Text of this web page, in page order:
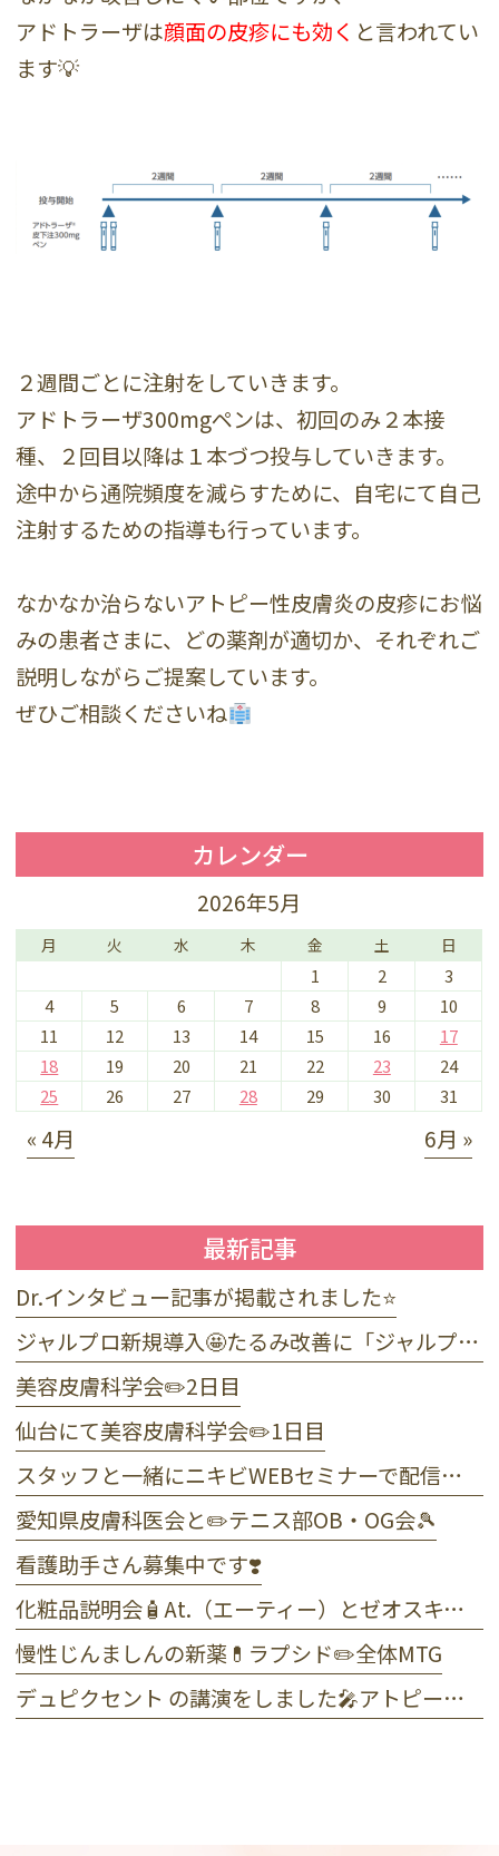
アドトラーザは顔面の皮疹にも効く と言われてい
ます💡
２週間ごとに注射をしていきます。
アドトラーザ300mgペンは、初回のみ２本接
種、２回目以降は１本づつ投与していきます。
途中から通院頻度を減らすために、自宅にて自己
注射するための指導も行っています。
なかなか治らないアトピー性皮膚炎の皮疹にお悩
みの患者さまに、どの薬剤が適切か、それぞれご
説明しながらご提案しています。
ぜひご相談くださいね
カレンダー
2026年5月
月 火 水 木 金 土 日
1 2
3
4
5 6 7 8 9
10
11
12 13 14 15 16
17
18
19 20 21 22 23
24
25
26 27 28 29 30 31
« 4月 6月 »
最新記事
Dr.インタビュー記事が掲載されました⭐️
ジャルプロ新規導入🤩たるみ改善に「ジャルプロ・スーパーハイドロ」💉目元のくま・小じわに「ジャルプロヤングアイ」👀
美容皮膚科学会✏️2日目
仙台にて美容皮膚科学会✏️1日目
スタッフと一緒にニキビWEBセミナーで配信しました☺️
愛知県皮膚科医会と✏️テニス部OB・OG会🎾
看護助手さん募集中です❣️
化粧品説明会🧴At.（エーティー）とゼオスキンヘルス
慢性じんましんの新薬💊ラプシド✏️全体MTG
デュピクセント の講演をしました🎤アトピー性皮膚炎